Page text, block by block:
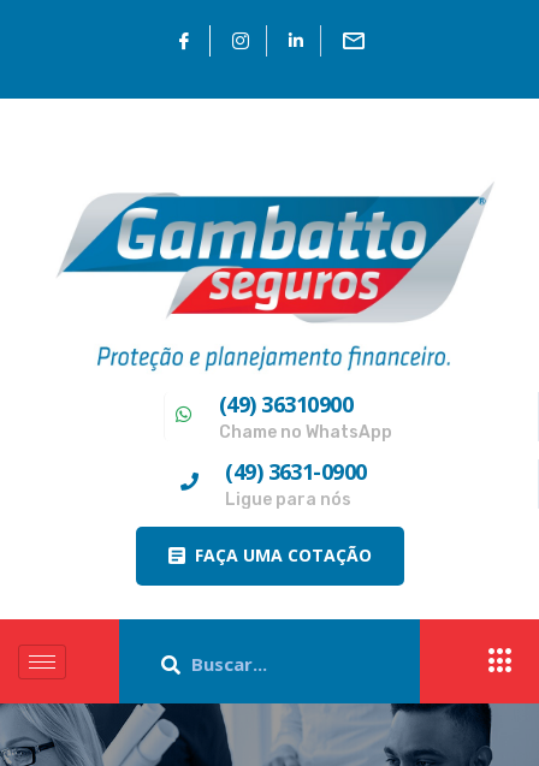
(49) 36310900
Chame no WhatsApp
(49) 3631-0900
Ligue para nós
FAÇA UMA COTAÇÃO